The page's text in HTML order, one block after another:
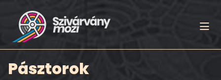
Pásztorok